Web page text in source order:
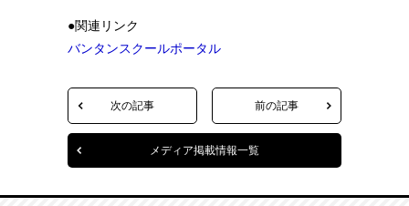
●関連リンク
バンタンスクールポータル
次の記事 前の記事
メディア掲載情報一覧